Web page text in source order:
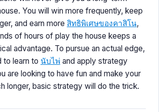
You will win more frequently, keep
and earn more สิทธิพิเศษของคาสิโน,
of hours of play the house keeps a
advantage. To pursue an actual edge,
to learn to นับไพ่ and apply strategy
are looking to have fun and make your
longer, basic strategy will do the trick.